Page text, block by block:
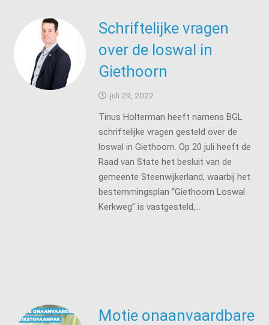
Schriftelijke vragen
over de loswal in
Giethoorn
juli 29, 2022
Tinus Holterman heeft namens BGL
schriftelijke vragen gesteld over de
loswal in Giethoorn. Op 20 juli heeft de
Raad van State het besluit van de
gemeente Steenwijkerland, waarbij het
bestemmingsplan “Giethoorn Loswal
Kerkweg” is vastgesteld,…
Motie onaanvaardbare